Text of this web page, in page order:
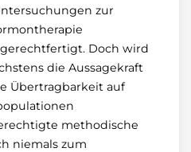
zur
Doch wird
die Aussagekraft
Übertragbarkeit auf
methodische
niemals zum